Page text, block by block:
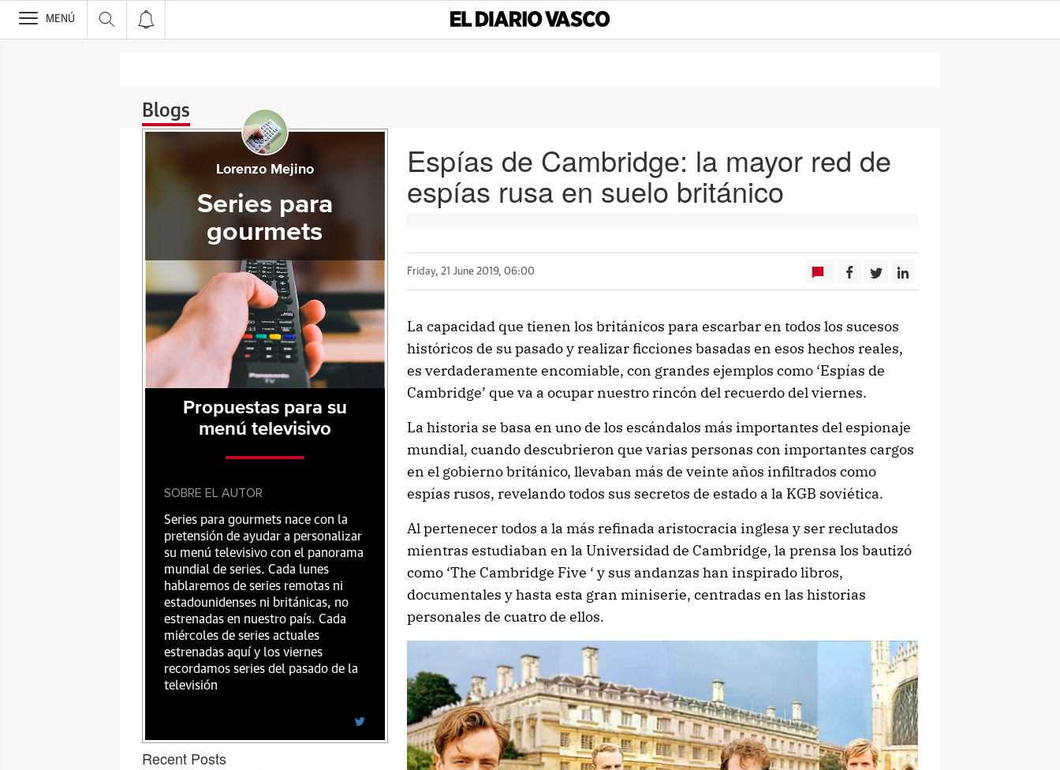
>
MENÚ
Blogs
Espías de Cambridge: la mayor red de
espías rusa en suelo británico
Friday, 21 June 2019, 06:00
La capacidad que tienen los británicos para escarbar en todos los sucesos
históricos de su pasado y realizar ficciones basadas en esos hechos reales,
es verdaderamente encomiable, con grandes ejemplos como ‘Espías de
Cambridge’ que va a ocupar nuestro rincón del recuerdo del viernes.
La historia se basa en uno de los escándalos más importantes del espionaje
mundial, cuando descubrieron que varias personas con importantes cargos
en el gobierno británico, llevaban más de veinte años infiltrados como
espías rusos, revelando todos sus secretos de estado a la KGB soviética.
Al pertenecer todos a la más refinada aristocracia inglesa y ser reclutados
mientras estudiaban en la Universidad de Cambridge, la prensa los bautizó
como ‘The Cambridge Five ‘ y sus andanzas han inspirado libros,
documentales y hasta esta gran miniserie, centradas en las historias
personales de cuatro de ellos.
Lorenzo Mejino
Series para
gourmets
Propuestas para su
menú televisivo
SOBRE EL AUTOR
Series para gourmets nace con la
pretensión de ayudar a personalizar
su menú televisivo con el panorama
mundial de series. Cada lunes
hablaremos de series remotas ni
estadounidenses ni británicas, no
estrenadas en nuestro país. Cada
miércoles de series actuales
estrenadas aquí y los viernes
recordamos series del pasado de la
televisión
Recent Posts